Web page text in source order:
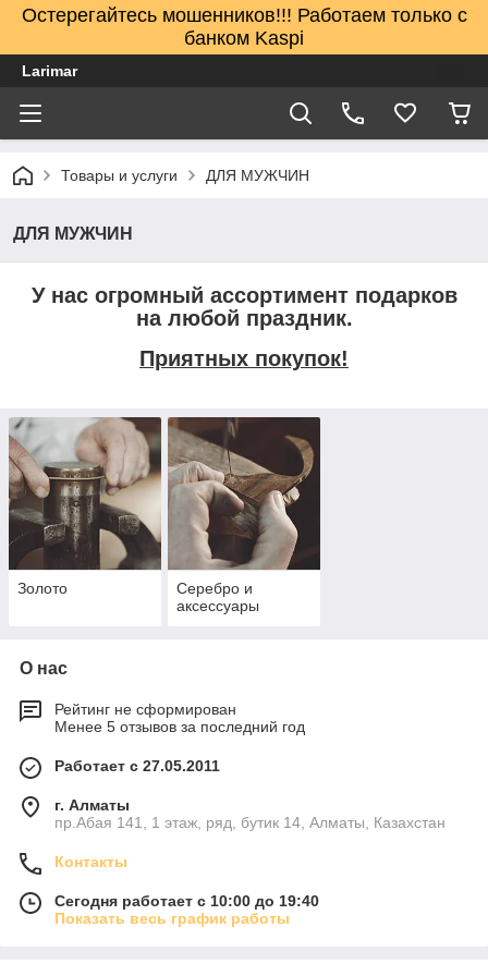
Остерегайтесь мошенников!!! Работаем только с
банком Kaspi
Larimar
Товары и услуги ДЛЯ МУЖЧИН
ДЛЯ МУЖЧИН
У нас огромный ассортимент подарков
на любой праздник.
Приятных покупок!
Золото
Серебро и
аксессуары
О нас
Рейтинг не сформирован
Менее 5 отзывов за последний год
Работает с 27.05.2011
г. Алматы
пр.Абая 141, 1 этаж, ряд, бутик 14, Алматы, Казахстан
Контакты
Сегодня работает с 10:00 до 19:40
Показать весь график работы